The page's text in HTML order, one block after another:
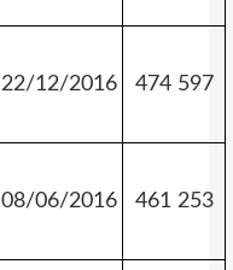
22/12/2016 474 597
08/06/2016 461 253